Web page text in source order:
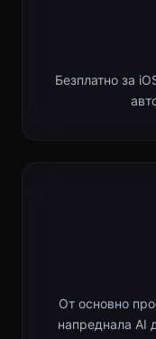
Безплатно за
От основно
напреднала AI